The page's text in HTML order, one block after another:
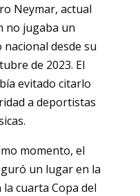
Neymar, actual
no jugaba un
desde su
de 2023. El
evitado citarlo
a deportistas
momento, el
un lugar en la
cuarta Copa del